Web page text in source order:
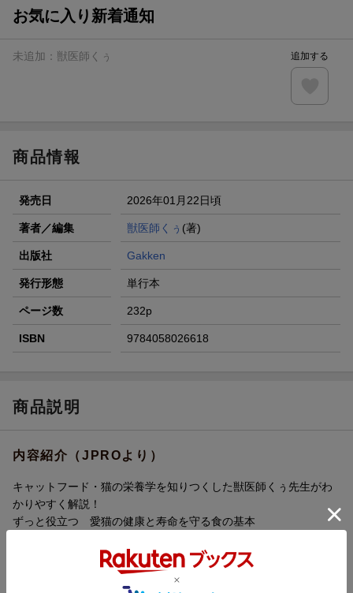
お気に入り新着通知
未追加： 獣医師くぅ 追加する
商品情報
発売日 2026年01月22日頃
著者／編集 獣医師くぅ (著)
出版社 Gakken
発行形態 単行本
ページ数 232p
ISBN 9784058026618
商品説明
内容紹介（JPROより）
キャットフード・猫の栄養学を知りつくした獣医師くぅ先生がわ
かりやすく解説！
ずっと役立つ 愛猫の健康と寿命を守る食の基本
ーーーーーーーーーーーーーーーーーーーーーーーーーーーーー
ーーーーーーーーーーーーーーーー
「愛猫の健康を守りたい」「ずっと元気で、1日でも長生きしてほ